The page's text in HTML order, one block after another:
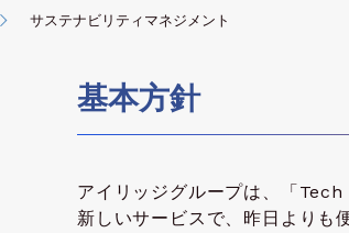
サステナビリティマネジメント
基本方針
アイリッジグループは、「
新しいサービスで、昨日よりも